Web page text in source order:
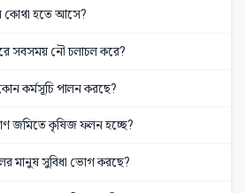
কোথা হতে আসে?
সবসময় নৌ চলাচল করে?
কোন কর্মসূচি পালন করছে?
জমিতে কৃষিজ ফলন হচ্ছে?
মানুষ সুবিধা ভোগ করছে?